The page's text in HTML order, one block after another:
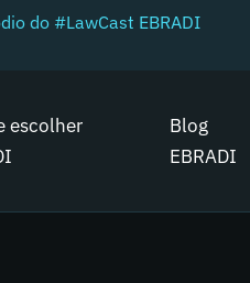
do #LawCast EBRADI
escolher
Blog
EBRADI